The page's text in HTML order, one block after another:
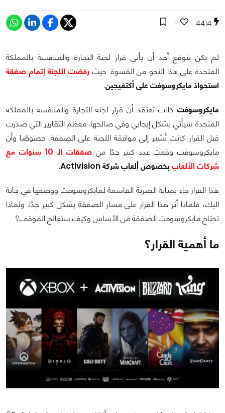
4414
1
لم يكن يتوقع أحد أن يأتي قرار لجنة التجارة والمنافسة بالمملكة
المتحدة على هذا النحو من القسوة. حيث رفضت اللجنة إتمام صفقة
استحواذ مايكروسوفت على أكتفيجين.
مايكروسوفتكانت تعتقد أن قرار لجنة التجارة والمنافسة بالمملكة
المتحدة سيأتي بشكل إيجابي وفي صالحها. معظم التقارير التي صدرت
قبل القرار كانت تُشير إلى موافقة اللجنة على الصفقة. خصوصًا وأن
مايكروسوفت وقعت عدد كبير جدًا من
صفقات الـ 10 سنوات مع
شركات الألعاب بخصوص ألعاب شركة Activision .
هذا القرار جاء بمثابة الضربة القاسمة لمايكروسوفت ووضعها في خانة
اليك، فلماذا أثر هذا القرار على مسار الصفقة بشكل كبير جدًا. ولماذا
تحتاج مايكروسوفت الصفقة من الأساس وكيف ستعالج الموقف؟
ما أهمية القرار؟